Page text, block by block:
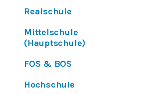
Realschule
Mittelschule
(Hauptschule)
FOS & BOS
Hochschule